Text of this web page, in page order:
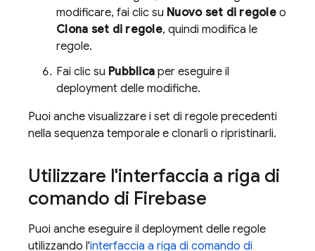
modificare, fai clic su Nuovo set di regoleo
Clona set di regole, quindi modifica le
regole.
Fai clic su Pubblica per eseguire il
deployment delle modifiche.
Puoi anche visualizzare i set di regole precedenti
nella sequenza temporale e clonarli o ripristinarli.
Utilizzare l'interfaccia a riga di
comando di Firebase
Puoi anche eseguire il deployment delle regole
utilizzando l'interfaccia a riga di comando di